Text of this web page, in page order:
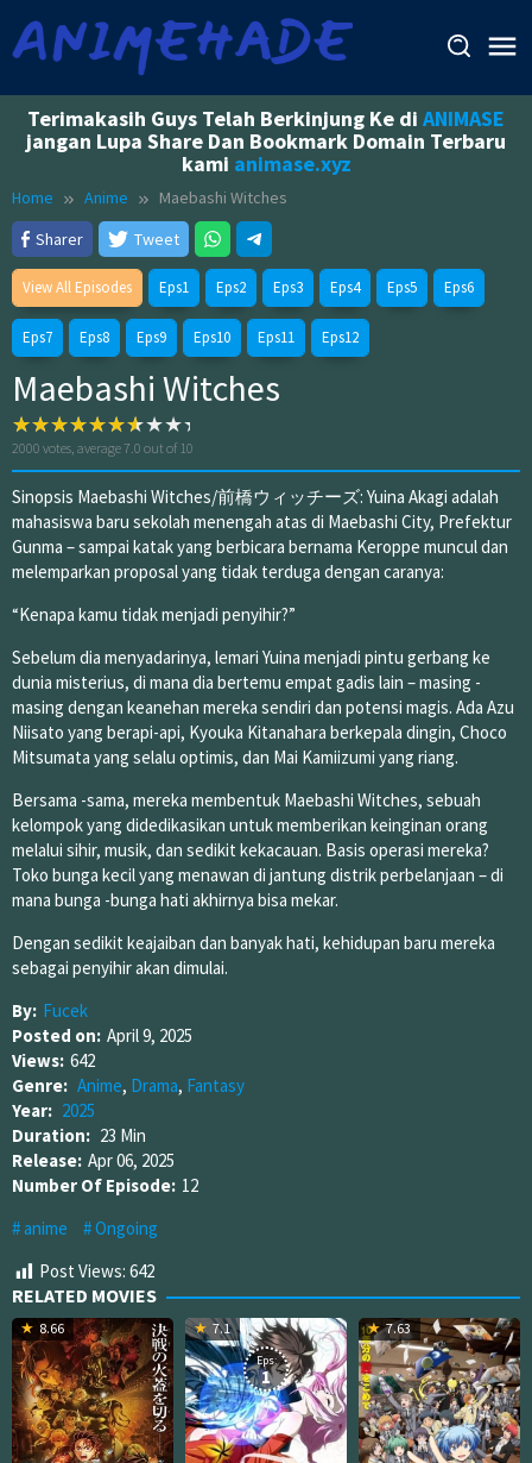
content
Terimakasih Guys Telah Berkinjung Ke di ANIMASE
jangan Lupa Share Dan Bookmark Domain Terbaru
kami animase.xyz
Home Anime
Maebashi Witches
Sharer
Tweet
View All Episodes Eps1 Eps2 Eps3 Eps4 Eps5 Eps6
Eps7 Eps8 Eps9 Eps10 Eps11 Eps12
Maebashi Witches
2000 votes, average7.0 out of 10
Sinopsis Maebashi Witches/前橋ウィッチーズ: Yuina Akagi adalah
mahasiswa baru sekolah menengah atas di Maebashi City, Prefektur
Gunma – sampai katak yang berbicara bernama Keroppe muncul dan
melemparkan proposal yang tidak terduga dengan caranya:
“Kenapa kamu tidak menjadi penyihir?”
Sebelum dia menyadarinya, lemari Yuina menjadi pintu gerbang ke
dunia misterius, di mana dia bertemu empat gadis lain – masing -
masing dengan keanehan mereka sendiri dan potensi magis. Ada Azu
Niisato yang berapi-api, Kyouka Kitanahara berkepala dingin, Choco
Mitsumata yang selalu optimis, dan Mai Kamiizumi yang riang.
Bersama -sama, mereka membentuk Maebashi Witches, sebuah
kelompok yang didedikasikan untuk memberikan keinginan orang
melalui sihir, musik, dan sedikit kekacauan. Basis operasi mereka?
Toko bunga kecil yang menawan di jantung distrik perbelanjaan – di
mana bunga -bunga hati akhirnya bisa mekar.
Dengan sedikit keajaiban dan banyak hati, kehidupan baru mereka
sebagai penyihir akan dimulai.
By: Fucek
Posted on: April 9, 2025
Views: 642
Genre: Anime, Drama, Fantasy
Year: 2025
Duration: 23 Min
Release: Apr 06, 2025
Number Of Episode: 12
anime
Ongoing
Post Views: 642
RELATED MOVIES
8.66 7.1
Eps:
1
7.63